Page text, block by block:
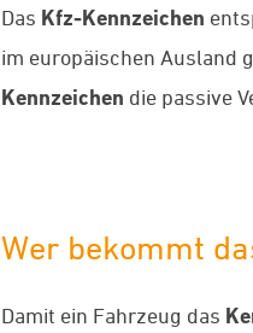
Das Kfz-Kennzeichen
im europäischen Ausland
Kennzeichen die passive
Wer bekommt
Damit ein Fahrzeug das